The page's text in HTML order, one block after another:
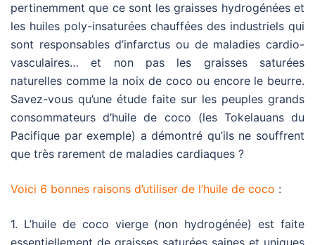
pertinemment que ce sont les graisses hydrogénées et
les huiles poly-insaturées chauffées des industriels qui
sont responsables d’infarctus ou de maladies cardio-
vasculaires… et non pas les graisses saturées
naturelles comme la noix de coco ou encore le beurre.
Savez-vous qu’une étude faite sur les peuples grands
consommateurs d’huile de coco (les Tokelauans du
Pacifique par exemple) a démontré qu’ils ne souffrent
que très rarement de maladies cardiaques ?
Voici 6 bonnes raisons d’utiliser de l’huile de coco :
1. L’huile de coco vierge (non hydrogénée) est faite
essentiellement de graisses saturées saines et uniques